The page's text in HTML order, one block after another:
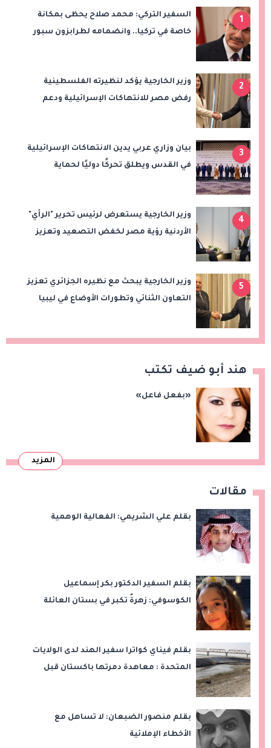
1
السفير التركي: محمد صلاح يحظى بمكانة
خاصة في تركيا.. وانضمامه لطرابزون سبور
2
وزير الخارجية يؤكد لنظيرته الفلسطينية
رفض مصر للانتهاكات الإسرائيلية ودعم
3
بيان وزاري عربي يدين الانتهاكات الإسرائيلية
في القدس ويطلق تحركًا دوليًا لحماية
4
وزير الخارجية يستعرض لرئيس تحرير "الرأي"
الأردنية رؤية مصر لخفض التصعيد وتعزيز
5
وزير الخارجية يبحث مع نظيره الجزائري تعزيز
التعاون الثنائي وتطورات الأوضاع في ليبيا
هند أبو ضيف تكتب
«بفعل فاعل»
المزيد
مقالات
بقلم علي الشريمي: الفعالية الوهمية
بقلم السفير الدكتور بكر إسماعيل
الكوسوفي: زهرةٌ تكبر في بستان العائلة
بقلم فيناي كواترا سفير الهند لدى الولايات
المتحدة : معاهدة دمرتها باكستان قبل
بقلم منصور الضبعان: لا تساهل مع
الأخطاء الإملائية